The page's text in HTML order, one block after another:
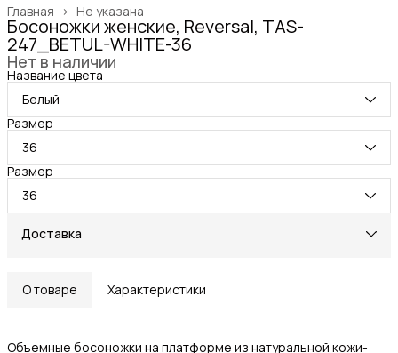
Не указана
Главная ›
Босоножки женские, Reversal, TAS-
247_BETUL-WHITE-36
Нет в наличии
Название цвета
Белый
Размер
36
Размер
36
Доставка
О товаре Характеристики
Объемные босоножки на платформе из натуральной кожи-